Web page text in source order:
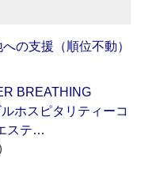
の支援（順位不動）
BREATHING
ホスピタリティーコ
ステ…